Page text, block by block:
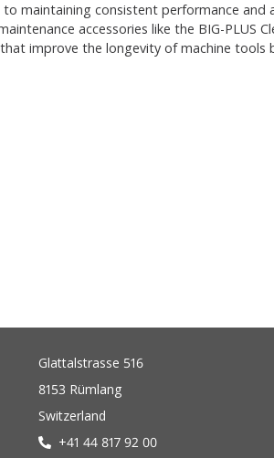
maintaining consistent performance and
accessories like the BIG-PLUS
improve the longevity of machine tools
Glattalstrasse 516
8153 Rümlang
Switzerland
+41 44 817 92 00